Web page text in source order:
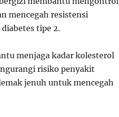
mencegah resistensi
tipe 2.
menjaga kadar kolesterol
risiko penyakit
jenuh untuk mencegah